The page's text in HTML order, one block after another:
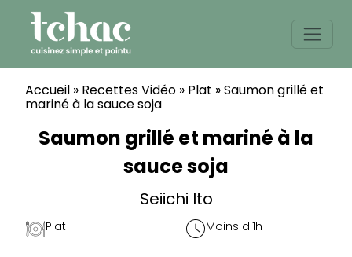
content
Accueil » Recettes Vidéo » Plat »Saumon grillé et
mariné à la sauce soja
Saumon grillé et mariné à la
sauce soja
Seiichi Ito
Plat Moins d'1h